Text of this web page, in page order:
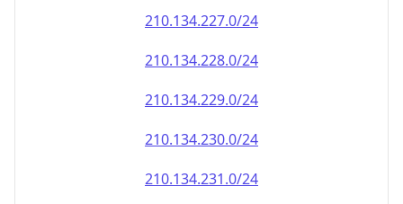
210.134.227.0/24
210.134.228.0/24
210.134.229.0/24
210.134.230.0/24
210.134.231.0/24